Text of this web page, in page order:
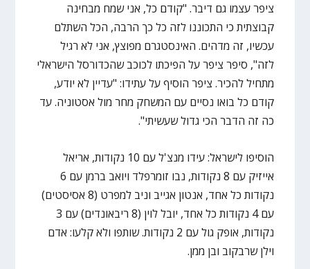
ציפר עצמו גם דיבר. "קודם כל, אני שמח מבחינה
קבוצתית כי התכוננו לזה כל כך הרבה, הכל השתלם
עכשיו, זה מדהים. האינסטגרם מפוצץ, אני לא רגיל
לזה", סיפר ציפר על הפיכתו לכוכב שהכדורסל הישראלי
מתחיל להכיר. ציפר הוסיף על עתידו: "עדיין לא יודע,
קודם כל בואו נסיים עם המשחק מחר מול אסטוניה. עד
כה זה הדבר הכי גדול שעשיתי".
הוסיפו לישראל: עידו מנצ'ל עם 10 נקודות, אריאל
אייזיק עם 8 נקודות, נבו זומרפלד ויואב ברמן עם 6
נקודות כל אחד, אנטון אגייב וניב למפרט (8 אסיסטים)
עם 4 נקודות כל אחד, יובל לוין (8 ריבאונדים) עם 3
נקודות, אופק גול עם 2 נקודות. שותפו ולא קלעו: אדם
וילן שרבקוב ובן ממן.